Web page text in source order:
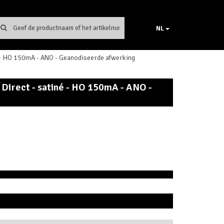
NL
150mA - ANO - Geanodiseerde afwerking
- satiné - HO 150mA - ANO -